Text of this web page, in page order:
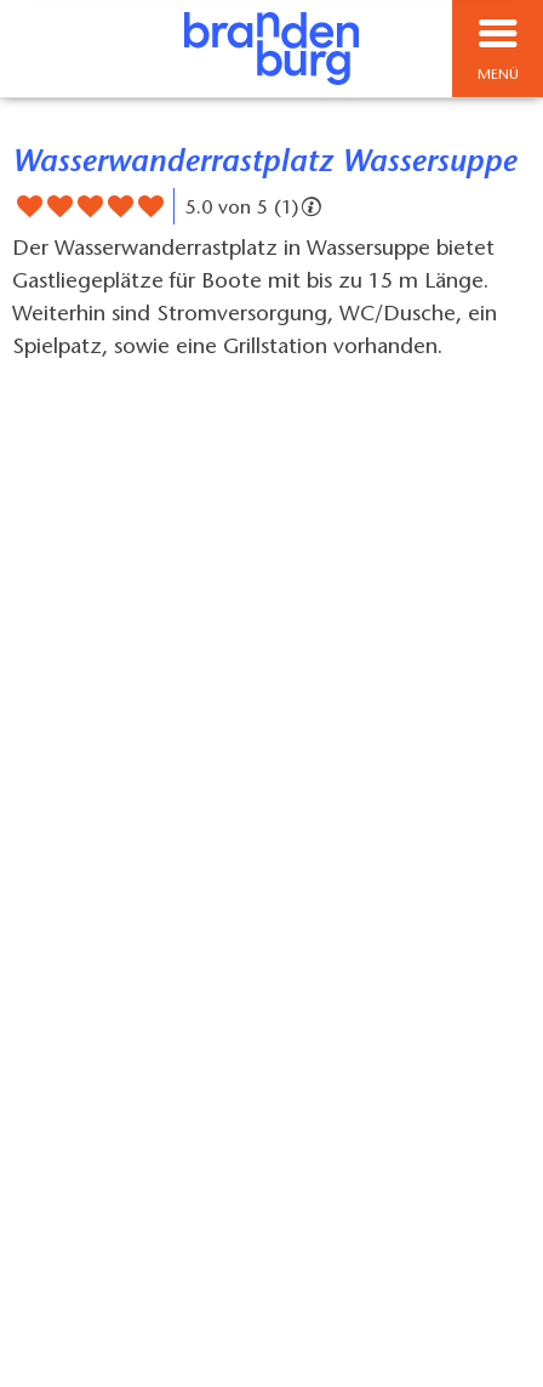
MENÜ
Wasserwanderrastplatz Wassersuppe
5.0 von 5 (1)
Der Wasserwanderrastplatz in Wassersuppe bietet
Gastliegeplätze für Boote mit bis zu 15 m Länge.
Weiterhin sind Stromversorgung, WC/Dusche, ein
Spielpatz, sowie eine Grillstation vorhanden.